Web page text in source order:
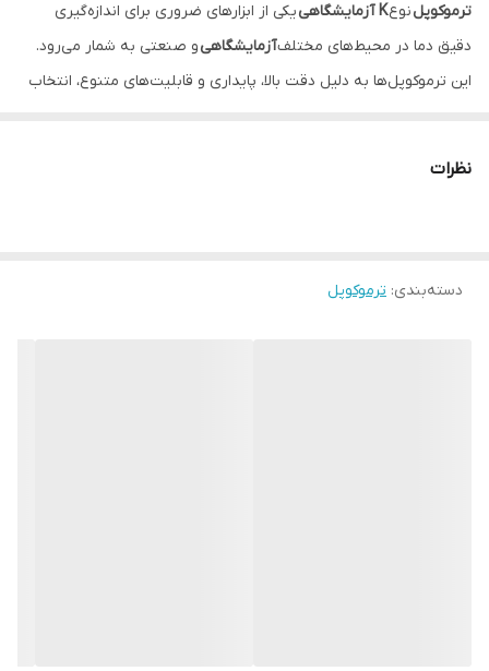
ترموکوپلنوعK آزمایشگاهی
یکی از ابزارهای ضروری برای اندازه‌گیری
دقیق دما در محیط‌های مختلفآزمایشگاهیو صنعتی به شمار می‌رود.
این ترموکوپل‌ها به دلیل دقت بالا، پایداری و قابلیت‌های متنوع، انتخاب
نظرات
دسته‌بندی: ترموکوپل